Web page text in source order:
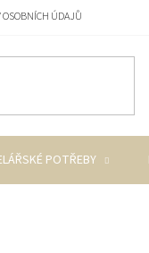
OSOBNÍCH ÚDAJŮ
POTŘEBY